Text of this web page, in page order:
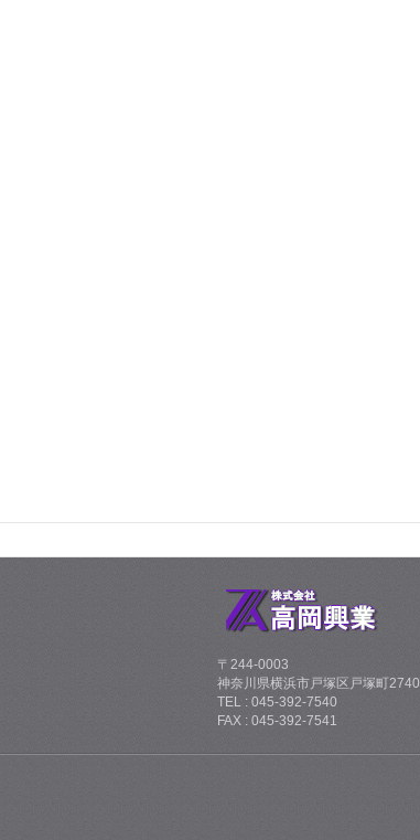
〒244-0003
神奈川県横浜市戸塚区戸塚町2740
TEL : 045-392-7540
FAX : 045-392-7541